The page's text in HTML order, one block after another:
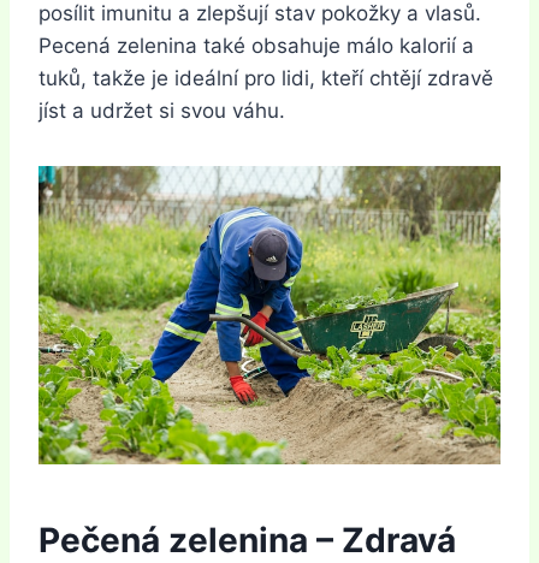
posílit imunitu a zlepšují stav pokožky a vlasů.
Pecená zelenina také obsahuje málo kalorií a
tuků, takže je ideální pro lidi, kteří chtějí zdravě
jíst a udržet si svou váhu.
Pečená zelenina – Zdravá